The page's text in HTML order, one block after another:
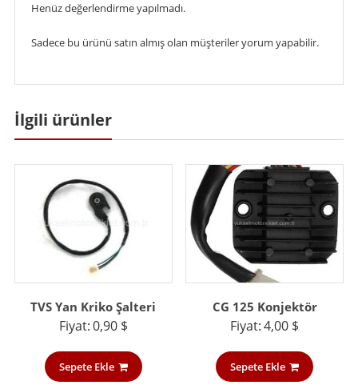
Henüz değerlendirme yapılmadı.
Sadece bu ürünü satın almış olan müşteriler yorum yapabilir.
İlgili ürünler
TVS Yan Kriko Şalteri
Fiyat:0,90 $
Sepete Ekle
CG 125 Konjektör
Fiyat:4,00 $
Sepete Ekle